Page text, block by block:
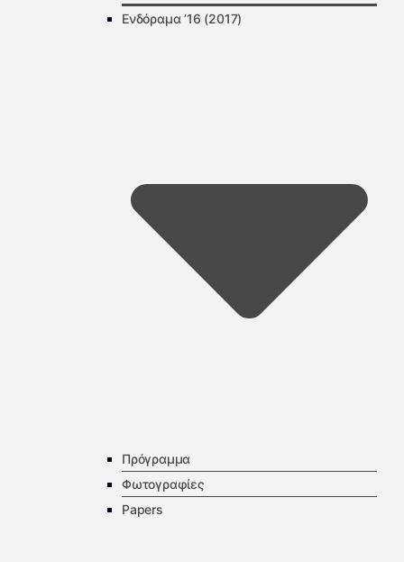
Ενδόραμα ’16 (2017)
Πρόγραμμα
Φωτογραφίες
Papers